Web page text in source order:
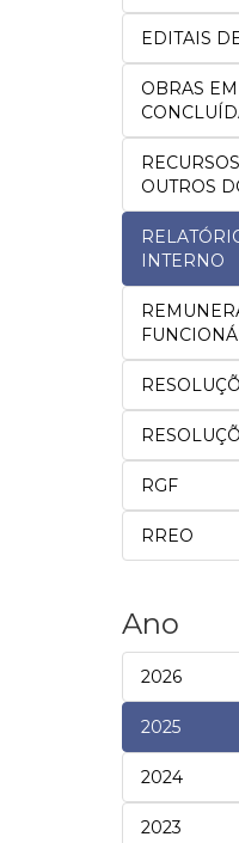
EDITAIS
OBRAS
OUTROS
INTERNO
RGF
RREO
Ano
2026
2025
2024
2023